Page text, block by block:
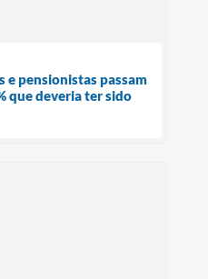
e pensionistas passam
que deveria ter sido